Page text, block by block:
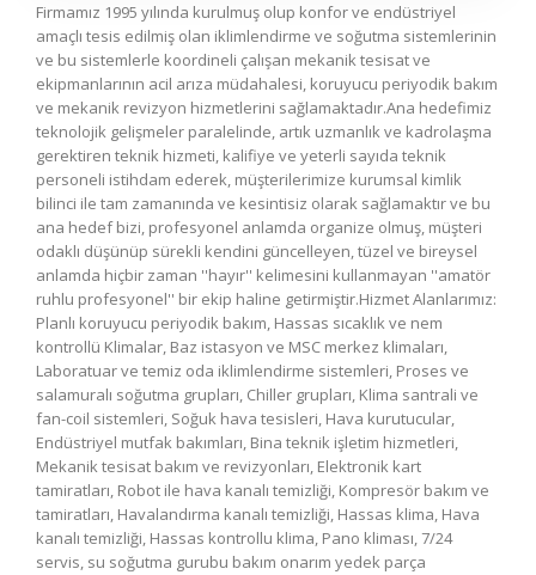
Firmamız 1995 yılında kurulmuş olup konfor ve endüstriyel
amaçlı tesis edilmiş olan iklimlendirme ve soğutma sistemlerinin
ve bu sistemlerle koordineli çalışan mekanik tesisat ve
ekipmanlarının acil arıza müdahalesi, koruyucu periyodik bakım
ve mekanik revizyon hizmetlerini sağlamaktadır.Ana hedefimiz
teknolojik gelişmeler paralelinde, artık uzmanlık ve kadrolaşma
gerektiren teknik hizmeti, kalifiye ve yeterli sayıda teknik
personeli istihdam ederek, müşterilerimize kurumsal kimlik
bilinci ile tam zamanında ve kesintisiz olarak sağlamaktır ve bu
ana hedef bizi, profesyonel anlamda organize olmuş, müşteri
odaklı düşünüp sürekli kendini güncelleyen, tüzel ve bireysel
anlamda hiçbir zaman ''hayır'' kelimesini kullanmayan ''amatör
ruhlu profesyonel'' bir ekip haline getirmiştir.Hizmet Alanlarımız:
Planlı koruyucu periyodik bakım, Hassas sıcaklık ve nem
kontrollü Klimalar, Baz istasyon ve MSC merkez klimaları,
Laboratuar ve temiz oda iklimlendirme sistemleri, Proses ve
salamuralı soğutma grupları, Chiller grupları, Klima santrali ve
fan-coil sistemleri, Soğuk hava tesisleri, Hava kurutucular,
Endüstriyel mutfak bakımları, Bina teknik işletim hizmetleri,
Mekanik tesisat bakım ve revizyonları, Elektronik kart
tamiratları, Robot ile hava kanalı temizliği, Kompresör bakım ve
tamiratları, Havalandırma kanalı temizliği, Hassas klima, Hava
kanalı temizliği, Hassas kontrollu klima, Pano kliması, 7/24
servis, su soğutma gurubu bakım onarım yedek parça